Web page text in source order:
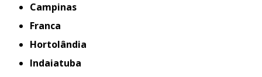
Campinas
Franca
Hortolândia
Indaiatuba